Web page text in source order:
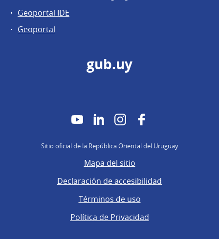
Geoportal IDE
Geoportal
gub.uy
YouTubeLinkedInInstagram
Sitio oficial de la República Oriental del Uruguay
Mapa del sitio
Declaración de accesibilidad
Términos de uso
Política de Privacidad